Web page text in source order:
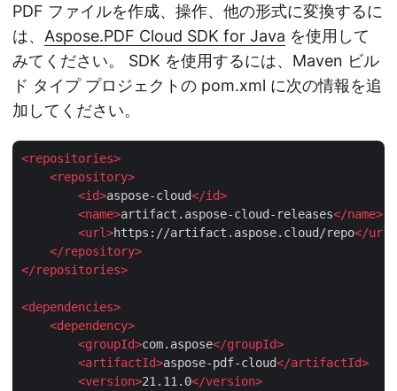
PDF ファイルを作成、操作、他の形式に変換するに
は、 Aspose.PDF Cloud SDK for Java を使用して
みてください。 SDK を使用するには、Maven ビル
ド タイプ プロジェクトの pom.xml に次の情報を追
加してください。
<repositories>
<repository>
<id>aspose-cloud</id>
<name>artifact.aspose-cloud-releases</name>
<url>https://artifact.aspose.cloud/repo</url
</repository>
</repositories>
<dependencies>
<dependency>
<groupId>com.aspose</groupId>
<artifactId>aspose-pdf-cloud</artifactId>
<version>21.11.0</version>